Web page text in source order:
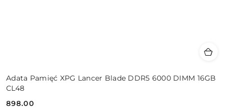
Adata Pamięć XPG Lancer Blade DDR5 6000 DIMM 16GB
CL48
898.00